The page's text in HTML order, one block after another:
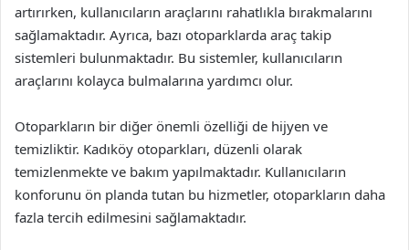
artırırken, kullanıcıların araçlarını rahatlıkla bırakmalarını
sağlamaktadır. Ayrıca, bazı otoparklarda araç takip
sistemleri bulunmaktadır. Bu sistemler, kullanıcıların
araçlarını kolayca bulmalarına yardımcı olur.
Otoparkların bir diğer önemli özelliği de hijyen ve
temizliktir. Kadıköy otoparkları, düzenli olarak
temizlenmekte ve bakım yapılmaktadır. Kullanıcıların
konforunu ön planda tutan bu hizmetler, otoparkların daha
fazla tercih edilmesini sağlamaktadır.